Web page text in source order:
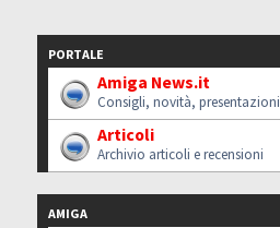
PORTALE
Amiga News.it
Consigli, novità, presentazioni
Articoli
Archivio articoli e recensioni
AMIGA